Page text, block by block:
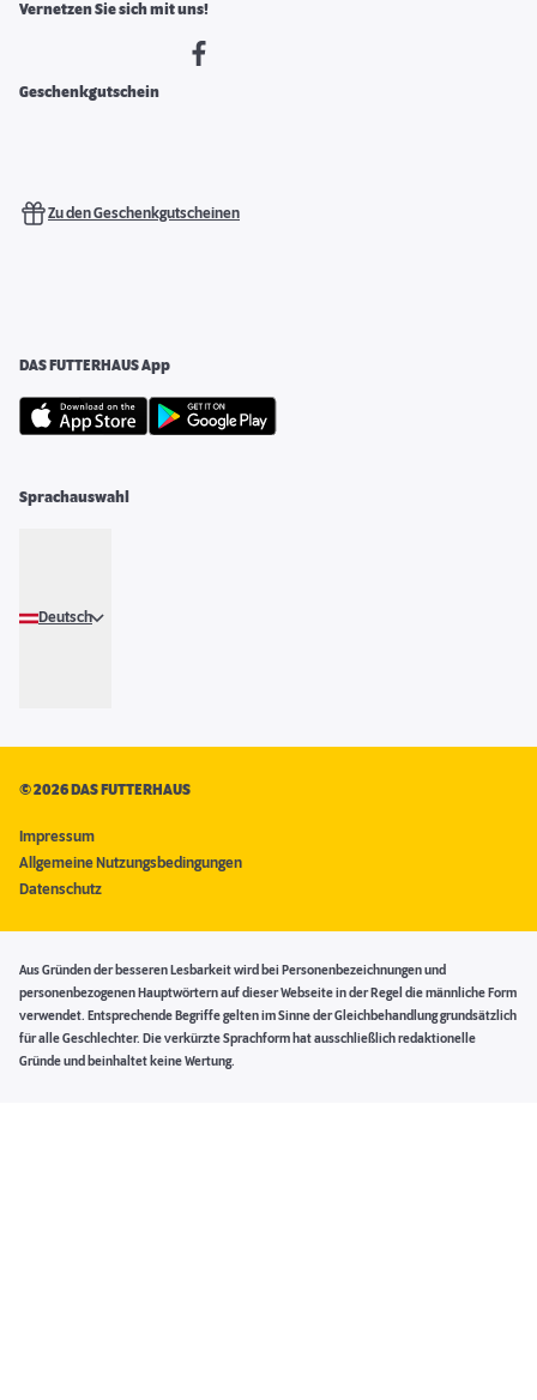
Vernetzen Sie sich mit uns!
Geschenkgutschein
Zu den Geschenkgutscheinen
DAS FUTTERHAUS App
Sprachauswahl
Deutsch
©2026 DAS FUTTERHAUS
Impressum
Allgemeine Nutzungsbedingungen
Datenschutz
Aus Gründen der besseren Lesbarkeit wird bei Personenbezeichnungen und
personenbezogenen Hauptwörtern auf dieser Webseite in der Regel die männliche Form
verwendet. Entsprechende Begriffe gelten im Sinne der Gleichbehandlung grundsätzlich
für alle Geschlechter. Die verkürzte Sprachform hat ausschließlich redaktionelle
Gründe und beinhaltet keine Wertung.